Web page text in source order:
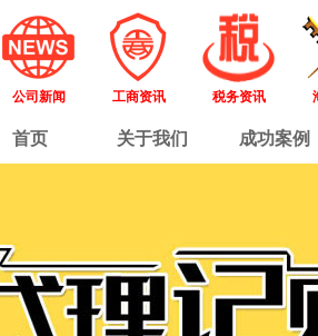
公司新闻 工商资讯 税务资讯
首页 关于我们 成功案例